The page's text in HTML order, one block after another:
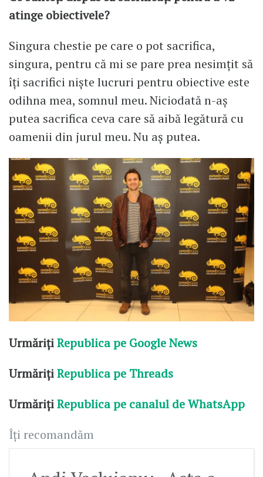
atinge obiectivele?
Singura chestie pe care o pot sacrifica,
singura, pentru că mi se pare prea nesimțit să
îți sacrifici niște lucruri pentru obiective este
odihna mea, somnul meu. Niciodată n-aș
putea sacrifica ceva care să aibă legătură cu
oamenii din jurul meu. Nu aș putea.
UrmărițiRepublica pe Google News
UrmărițiRepublica pe Threads
UrmărițiRepublica pe canalul de WhatsApp
Îți recomandăm